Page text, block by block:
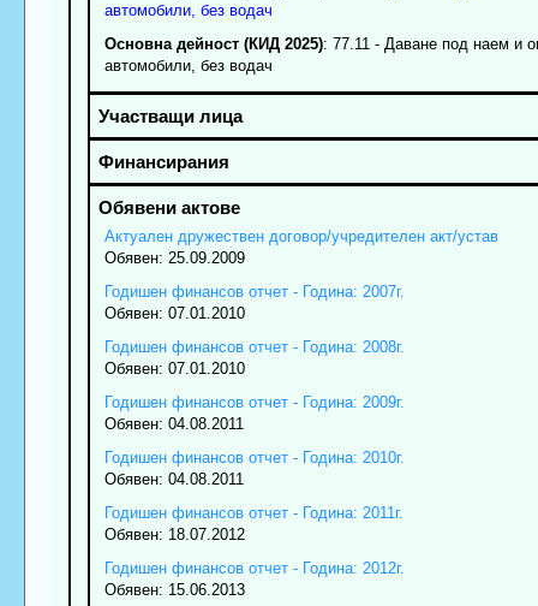
автомобили, без водач
Основна дейност (КИД 2025): 77.11 - Даване под наем и
автомобили, без водач
Актуален дружествен договор/учредителен акт/устав
Обявен: 25.09.2009
Годишен финансов отчет - Година: 2007г.
Обявен: 07.01.2010
Годишен финансов отчет - Година: 2008г.
Обявен: 07.01.2010
Годишен финансов отчет - Година: 2009г.
Обявен: 04.08.2011
Годишен финансов отчет - Година: 2010г.
Обявен: 04.08.2011
Годишен финансов отчет - Година: 2011г.
Обявен: 18.07.2012
Годишен финансов отчет - Година: 2012г.
Обявен: 15.06.2013